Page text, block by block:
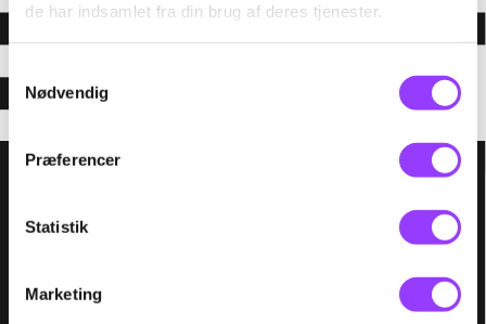
de har indsamlet fra din brug af deres tjenester.
Nødvendig
Præferencer
Statistik
Marketing